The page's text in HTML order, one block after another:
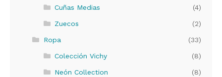
Cuñas Medias (4)
Zuecos (2)
Ropa (33)
Colección Vichy (8)
Neón Collection (8)